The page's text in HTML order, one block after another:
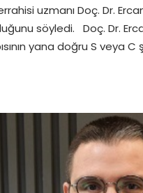
uzmanı Doç. Dr.
söyledi. Doç. Dr.
yana doğru S veya C